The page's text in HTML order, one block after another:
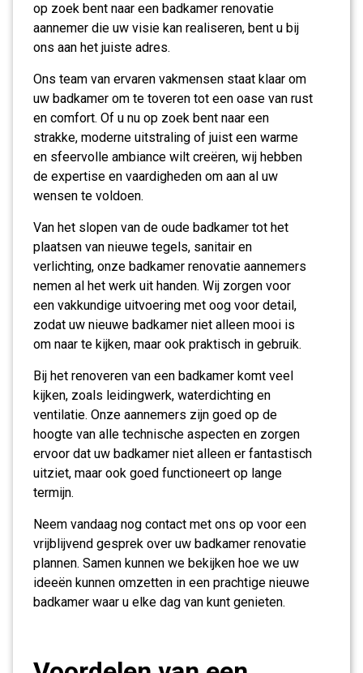
op zoek bent naar een badkamer renovatie
aannemer die uw visie kan realiseren, bent u bij
ons aan het juiste adres.
Ons team van ervaren vakmensen staat klaar om
uw badkamer om te toveren tot een oase van rust
en comfort. Of u nu op zoek bent naar een
strakke, moderne uitstraling of juist een warme
en sfeervolle ambiance wilt creëren, wij hebben
de expertise en vaardigheden om aan al uw
wensen te voldoen.
Van het slopen van de oude badkamer tot het
plaatsen van nieuwe tegels, sanitair en
verlichting, onze badkamer renovatie aannemers
nemen al het werk uit handen. Wij zorgen voor
een vakkundige uitvoering met oog voor detail,
zodat uw nieuwe badkamer niet alleen mooi is
om naar te kijken, maar ook praktisch in gebruik.
Bij het renoveren van een badkamer komt veel
kijken, zoals leidingwerk, waterdichting en
ventilatie. Onze aannemers zijn goed op de
hoogte van alle technische aspecten en zorgen
ervoor dat uw badkamer niet alleen er fantastisch
uitziet, maar ook goed functioneert op lange
termijn.
Neem vandaag nog contact met ons op voor een
vrijblijvend gesprek over uw badkamer renovatie
plannen. Samen kunnen we bekijken hoe we uw
ideeën kunnen omzetten in een prachtige nieuwe
badkamer waar u elke dag van kunt genieten.